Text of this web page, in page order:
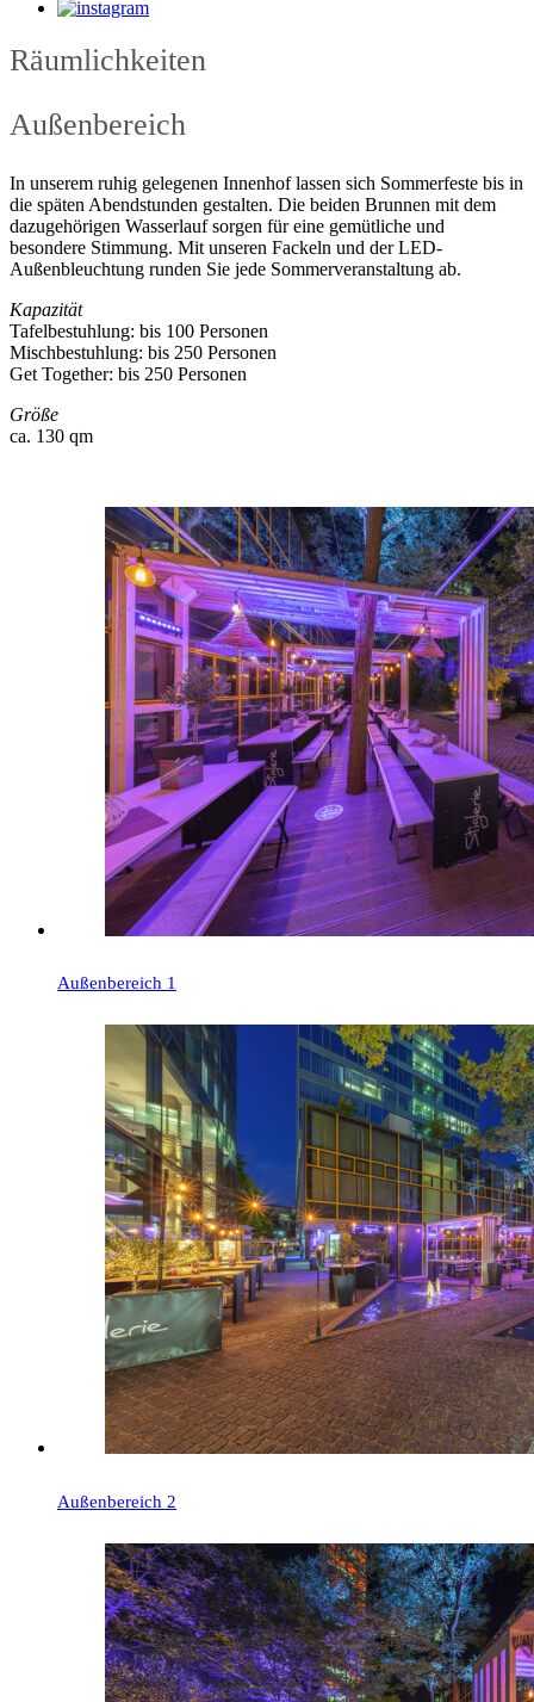
Räumlichkeiten
Außen­bereich
In unserem ruhig gelegenen Innenhof lassen sich Sommerfeste bis in
die späten Abendstunden gestalten. Die beiden Brunnen mit dem
dazugehörigen Wasserlauf sorgen für eine gemütliche und
besondere Stimmung. Mit unseren Fackeln und der LED-
Außenbleuchtung runden Sie jede Sommerveranstaltung ab.
Kapazität
Tafelbestuhlung: bis 100 Personen
Mischbestuhlung: bis 250 Personen
Get Together: bis 250 Personen
Größe
ca. 130 qm
Außenbereich 1
Außenbereich 2